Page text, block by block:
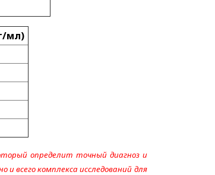
мл)
определит точный диагноз и
всего комплекса исследований для